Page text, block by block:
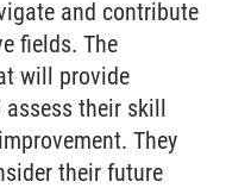
and contribute
fields. The
will provide
their skill
They
their future